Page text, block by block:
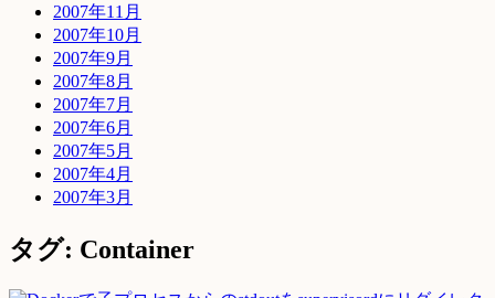
2007年11月
2007年10月
2007年9月
2007年8月
2007年7月
2007年6月
2007年5月
2007年4月
2007年3月
タグ: Container